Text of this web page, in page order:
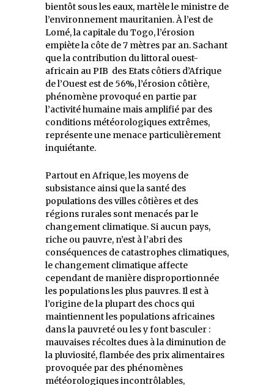
bientôt sous les eaux, martèle le ministre de
l’environnement mauritanien. À l’est de
Lomé, la capitale du Togo, l’érosion
empiète la côte de 7 mètres par an. Sachant
que la contribution du littoral ouest-
africain au PIB des Etats côtiers d’Afrique
de l’Ouest est de 56%, l’érosion côtière,
phénomène provoqué en partie par
l’activité humaine mais amplifié par des
conditions météorologiques extrêmes,
représente une menace particulièrement
inquiétante.
Partout en Afrique, les moyens de
subsistance ainsi que la santé des
populations des villes côtières et des
régions rurales sont menacés par le
changement climatique. Si aucun pays,
riche ou pauvre, n’est à l’abri des
conséquences de catastrophes climatiques,
le changement climatique affecte
cependant de manière disproportionnée
les populations les plus pauvres. Il est à
l’origine de la plupart des chocs qui
maintiennent les populations africaines
dans la pauvreté ou les y font basculer :
mauvaises récoltes dues à la diminution de
la pluviosité, flambée des prix alimentaires
provoquée par des phénomènes
météorologiques incontrôlables,